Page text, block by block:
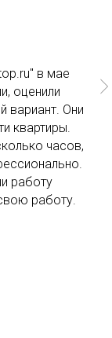
в мае
оценили
вариант. Они
квартиры.
часов,
работу
работу.